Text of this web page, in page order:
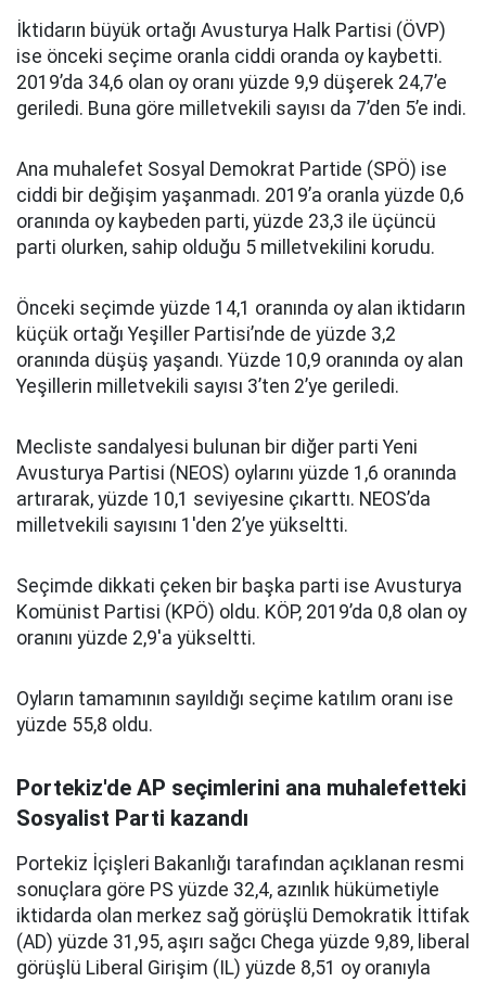
İktidarın büyük ortağı Avusturya Halk Partisi (ÖVP)
ise önceki seçime oranla ciddi oranda oy kaybetti.
2019’da 34,6 olan oy oranı yüzde 9,9 düşerek 24,7’e
geriledi. Buna göre milletvekili sayısı da 7’den 5’e indi.
Ana muhalefet Sosyal Demokrat Partide (SPÖ) ise
ciddi bir değişim yaşanmadı. 2019’a oranla yüzde 0,6
oranında oy kaybeden parti, yüzde 23,3 ile üçüncü
parti olurken, sahip olduğu 5 milletvekilini korudu.
Önceki seçimde yüzde 14,1 oranında oy alan iktidarın
küçük ortağı Yeşiller Partisi’nde de yüzde 3,2
oranında düşüş yaşandı. Yüzde 10,9 oranında oy alan
Yeşillerin milletvekili sayısı 3’ten 2’ye geriledi.
Mecliste sandalyesi bulunan bir diğer parti Yeni
Avusturya Partisi (NEOS) oylarını yüzde 1,6 oranında
artırarak, yüzde 10,1 seviyesine çıkarttı. NEOS’da
milletvekili sayısını 1'den 2’ye yükseltti.
Seçimde dikkati çeken bir başka parti ise Avusturya
Komünist Partisi (KPÖ) oldu. KÖP, 2019’da 0,8 olan oy
oranını yüzde 2,9'a yükseltti.
Oyların tamamının sayıldığı seçime katılım oranı ise
yüzde 55,8 oldu.
Portekiz'de AP seçimlerini ana muhalefetteki
Sosyalist Parti kazandı
Portekiz İçişleri Bakanlığı tarafından açıklanan resmi
sonuçlara göre PS yüzde 32,4, azınlık hükümetiyle
iktidarda olan merkez sağ görüşlü Demokratik İttifak
(AD) yüzde 31,95, aşırı sağcı Chega yüzde 9,89, liberal
görüşlü Liberal Girişim (IL) yüzde 8,51 oy oranıyla